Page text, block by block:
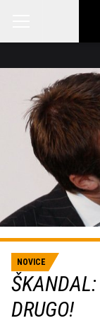
NOVICE
DRUGO!